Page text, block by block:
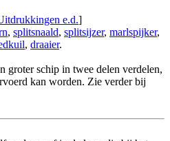
e.d.]
, splitsnaald, splitsijzer, marlspijker,
, draaier.
groter schip in twee delen verdelen,
kan worden. Zie verder bij